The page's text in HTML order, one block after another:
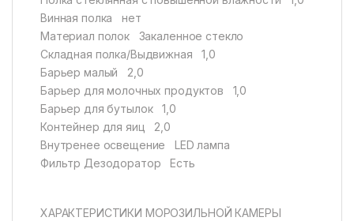
Винная полка нет
Материал полок Закаленное стекло
Складная полка/Выдвижная 1,0
Барьер малый 2,0
Барьер для молочных продуктов 1,0
Барьер для бутылок 1,0
Контейнер для яиц 2,0
Внутренее освещение LED лампа
Фильтр Дезодоратор Есть
ХАРАКТЕРИСТИКИ МОРОЗИЛЬНОЙ КАМЕРЫ